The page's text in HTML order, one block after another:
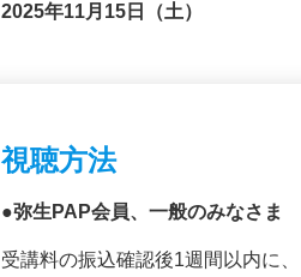
2025年11月15日（土）
視聴方法
●弥生PAP会員、一般のみなさま
受講料の振込確認後1週間以内に、